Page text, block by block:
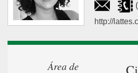
http://
Área de